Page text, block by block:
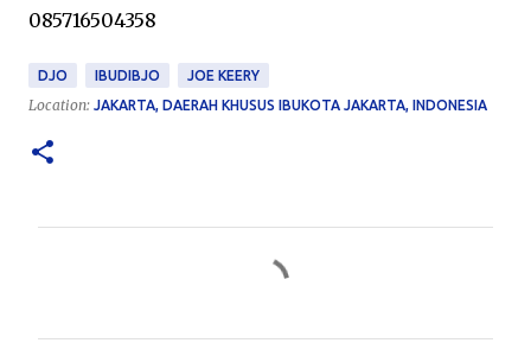
085716504358
DJO IBUDIBJO JOE KEERY
Location: JAKARTA, DAERAH KHUSUS IBUKOTA JAKARTA, INDONESIA